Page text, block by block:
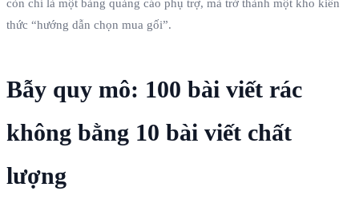
còn chỉ là một bảng quảng cáo phụ trợ, mà trở thành một kho kiến
thức “hướng dẫn chọn mua gối”.
Bẫy quy mô: 100 bài viết rác
không bằng 10 bài viết chất
lượng